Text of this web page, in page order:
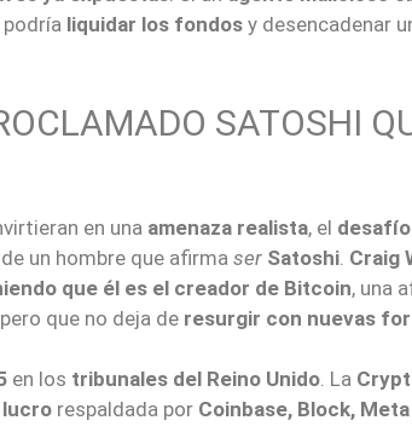
podría liquidar los fondos y desencadenar
SATOSHI
en una amenaza realista, el
un hombre que afirma ser Satoshi Craig
que él es el creador de Bitcoin, una
pero que no deja de resurgir con nuevas
en los tribunales del Reino Unido. La
lucro respaldada por Coinbase, Block,